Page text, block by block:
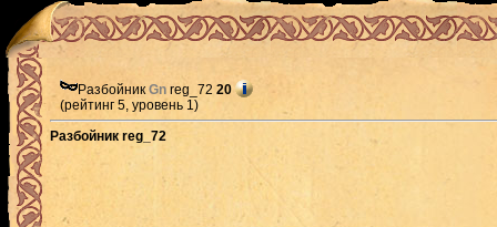
РазбойникGn reg_72 20
(рейтинг 5, уровень 1)
Разбойник reg_72